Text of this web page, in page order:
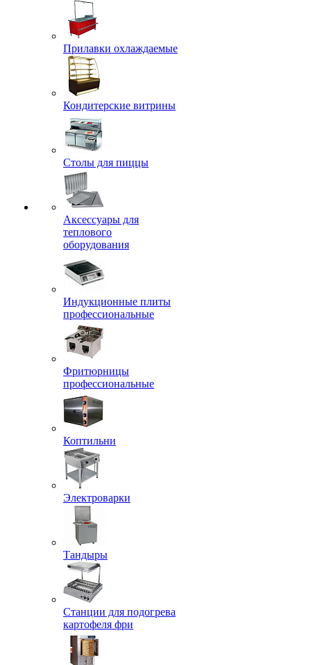
Прилавки охлаждаемые
Кондитерские витрины
Столы для пиццы
Аксессуары для
теплового
оборудования
Индукционные плиты
профессиональные
Фритюрницы
профессиональные
Коптильни
Электроварки
Тандыры
Станции для подогрева
картофеля фри